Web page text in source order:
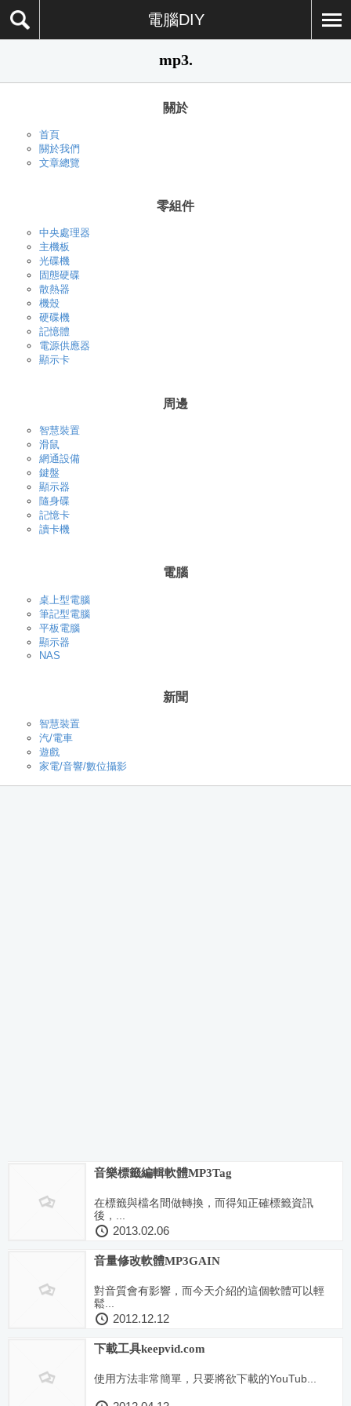
電腦DIY
mp3.
關於
首頁
關於我們
文章總覽
零組件
中央處理器
主機板
光碟機
固態硬碟
散熱器
機殼
硬碟機
記憶體
電源供應器
顯示卡
周邊
智慧裝置
滑鼠
網通設備
鍵盤
顯示器
隨身碟
記憶卡
讀卡機
電腦
桌上型電腦
筆記型電腦
平板電腦
顯示器
NAS
新聞
智慧裝置
汽/電車
遊戲
家電/音響/數位攝影
音樂標籤編輯軟體MP3Tag
在標籤與檔名間做轉換，而得知正確標籤資訊
後，...
2013.02.06
音量修改軟體MP3GAIN
對音質會有影響，而今天介紹的這個軟體可以輕
鬆...
2012.12.12
下載工具keepvid.com
使用方法非常簡單，只要將欲下載的YouTub...